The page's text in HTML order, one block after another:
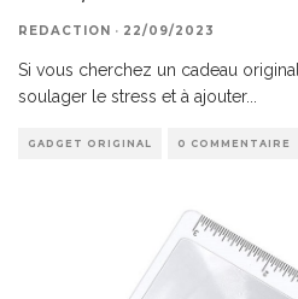
REDACTION · 22/09/2023
Si vous cherchez un cadeau
soulager le stress et à ajouter...
GADGET ORIGINAL 0 COMMENTAIRE